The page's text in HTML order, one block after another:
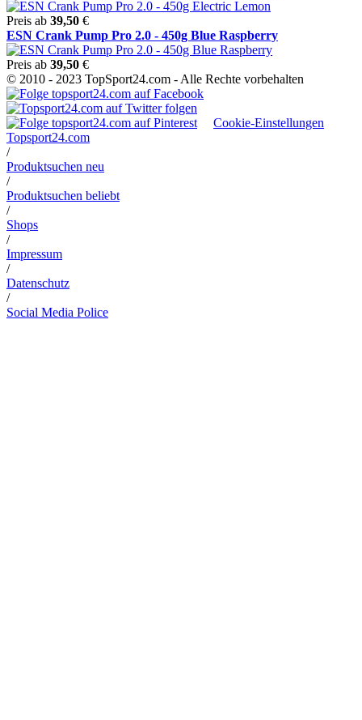
Preis ab 39,50 €
ESN Crank Pump Pro 2.0 - 450g Blue Raspberry
Preis ab 39,50 €
© 2010 - 2023 TopSport24.com - Alle Rechte vorbehalten
Cookie-Einstellungen
Topsport24.com
/
Produktsuchen neu
/
Produktsuchen beliebt
/
Shops
/
Impressum
/
Datenschutz
/
Social Media Police